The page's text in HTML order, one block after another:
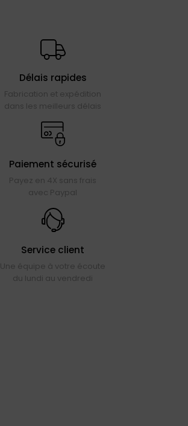
Délais rapides
Fabrication et expédition
dans les meilleurs délais
Paiement sécurisé
Payez en 4X sans frais
avec Paypal
Service client
Une équipe à votre écoute
du lundi au vendredi